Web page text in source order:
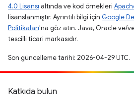
4.0 Lisansı altında ve kod örnekleri
lisanslanmıştır. Ayrıntılı bilgi için Google
Politikaları'na göz atın. Java, Oracle ve/
tescilli ticari markasıdır.
Son güncelleme tarihi: 2026-04-29 UTC.
Katkıda bulun